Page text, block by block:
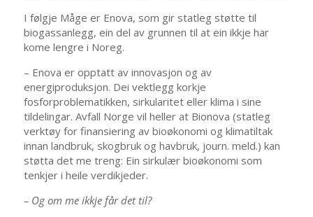
I følgje Måge er Enova, som gir statleg støtte til
biogassanlegg, ein del av grunnen til at ein ikkje har
kome lengre i Noreg.
– Enova er opptatt av innovasjon og av
energiproduksjon. Dei vektlegg korkje
fosforproblematikken, sirkularitet eller klima i sine
tildelingar. Avfall Norge vil heller at Bionova (statleg
verktøy for finansiering av bioøkonomi og klimatiltak
innan landbruk, skogbruk og havbruk, journ. meld.) kan
støtta det me treng: Ein sirkulær bioøkonomi som
tenkjer i heile verdikjeder.
– Og om me ikkje får det til?